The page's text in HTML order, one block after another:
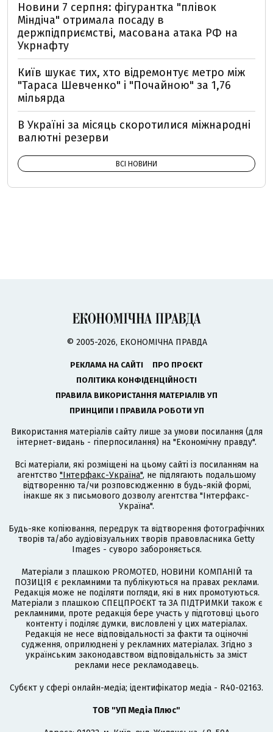
Новини 7 серпня: фігурантка "плівок
Міндіча" отримала посаду в
держпідприємстві, масована атака РФ на
Укрнафту
Київ шукає тих, хто відремонтує метро між
"Тараса Шевченко" і "Почайною" за 1,76
мільярда
В Україні за місяць скоротилися міжнародні
валютні резерви
ВСІ НОВИНИ
© 2005-2026, ЕКОНОМІЧНА ПРАВДА
РЕКЛАМА НА САЙТІ
ПРО ПРОЄКТ
ПОЛІТИКА КОНФІДЕНЦІЙНОСТІ
ПРАВИЛА ВИКОРИСТАННЯ МАТЕРІАЛІВ УП
ПРИНЦИПИ І ПРАВИЛА РОБОТИ УП
Використання матеріалів сайту лише за умови посилання (для
інтернет-видань - гіперпосилання) на "Економічну правду".
Всі матеріали, які розміщені на цьому сайті із посиланням на
агентство "Інтерфакс-Україна", не підлягають подальшому
відтворенню та/чи розповсюдженню в будь-якій формі,
інакше як з письмового дозволу агентства "Інтерфакс-
Україна".
Будь-яке копіювання, передрук та відтворення фотографічних
творів та/або аудіовізуальних творів правовласника Getty
Images - суворо забороняється.
Матеріали з плашкою PROMOTED, НОВИНИ КОМПАНІЙ та
ПОЗИЦІЯ є рекламними та публікуються на правах реклами.
Редакція може не поділяти погляди, які в них промотуються.
Матеріали з плашкою СПЕЦПРОЄКТ та ЗА ПІДТРИМКИ також є
рекламними, проте редакція бере участь у підготовці цього
контенту і поділяє думки, висловлені у цих матеріалах.
Редакція не несе відповідальності за факти та оціночні
судження, оприлюднені у рекламних матеріалах. Згідно з
українським законодавством відповідальність за зміст
реклами несе рекламодавець.
Cубєкт у сфері онлайн-медіа; ідентифікатор медіа - R40-02163.
ТОВ "УП Медіа Плюс"